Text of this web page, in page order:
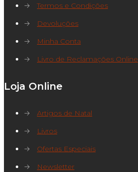
→
Termos e Condições
→
Devoluções
→
Minha Conta
→
Livro de Reclamações Online
Loja Online
→
Artigos de Natal
→
Livros
→
Ofertas Especiais
→
Newsletter